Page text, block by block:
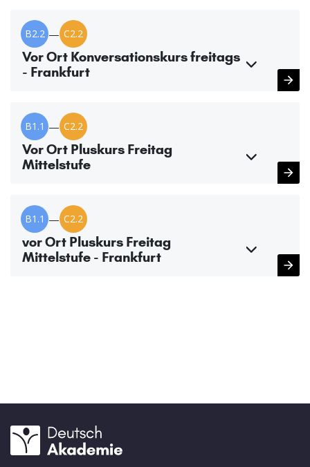
B2.2 — C2.2
Vor Ort Konversationskurs freitags
- Frankfurt
B1.1 — C2.2
Vor Ort Pluskurs Freitag
Mittelstufe
B1.1 — C2.2
vor Ort Pluskurs Freitag
Mittelstufe - Frankfurt